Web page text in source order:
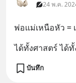
24 พ.ค.
พ่อแม่เหนือหัว =
ได้ทั้งศาสตร์ ได้
บันทึก